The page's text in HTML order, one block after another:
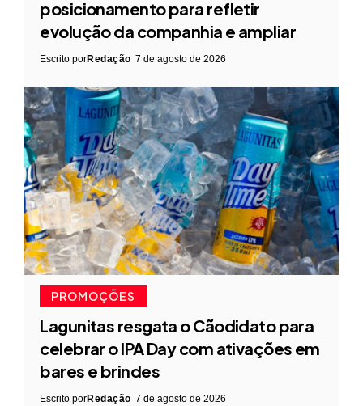
posicionamento para refletir
evolução da companhia e ampliar
Escrito porRedação 7 de agosto de 2026
PROMOÇÕES
Lagunitas resgata o Cãodidato para
celebrar o IPA Day com ativações em
bares e brindes
Escrito porRedação 7 de agosto de 2026